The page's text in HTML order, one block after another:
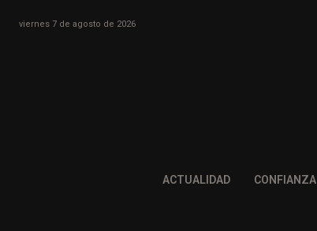
viernes 7 de agosto de 2026
ACTUALIDAD CONFIANZA